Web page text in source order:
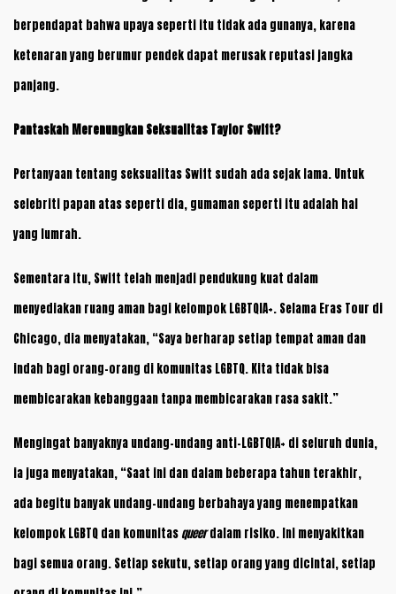
berpendapat bahwa upaya seperti itu tidak ada gunanya, karena
ketenaran yang berumur pendek dapat merusak reputasi jangka
panjang.
Pantaskah Merenungkan Seksualitas Taylor Swift?
Pertanyaan tentang seksualitas Swift sudah ada sejak lama. Untuk
selebriti papan atas seperti dia, gumaman seperti itu adalah hal
yang lumrah.
Sementara itu, Swift telah menjadi pendukung kuat dalam
menyediakan ruang aman bagi kelompok LGBTQIA+. Selama Eras Tour di
Chicago, dia menyatakan, “Saya berharap setiap tempat aman dan
indah bagi orang-orang di komunitas LGBTQ. Kita tidak bisa
membicarakan kebanggaan tanpa membicarakan rasa sakit.”
Mengingat banyaknya undang-undang anti-LGBTQIA+ di seluruh dunia,
ia juga menyatakan, “Saat ini dan dalam beberapa tahun terakhir,
ada begitu banyak undang-undang berbahaya yang menempatkan
kelompok LGBTQ dan komunitas queerdalam risiko. Ini menyakitkan
bagi semua orang. Setiap sekutu, setiap orang yang dicintai, setiap